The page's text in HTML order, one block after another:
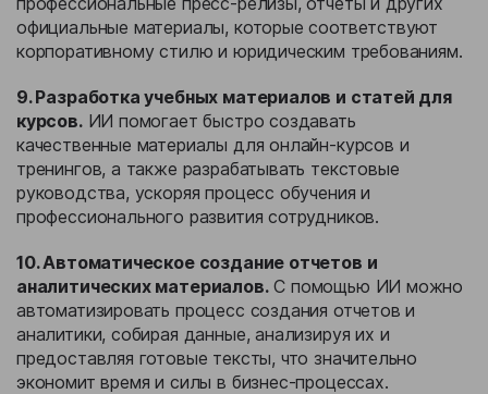
официальные материалы, которые соответствуют
корпоративному стилю и юридическим требованиям.
9. Разработка учебных материалов и статей для
курсов.ИИ помогает быстро создавать
качественные материалы для онлайн-курсов и
тренингов, а также разрабатывать текстовые
руководства, ускоряя процесс обучения и
профессионального развития сотрудников.
10. Автоматическое создание отчетов и
аналитических материалов.С помощью ИИ можно
автоматизировать процесс создания отчетов и
аналитики, собирая данные, анализируя их и
предоставляя готовые тексты, что значительно
экономит время и силы в бизнес-процессах.